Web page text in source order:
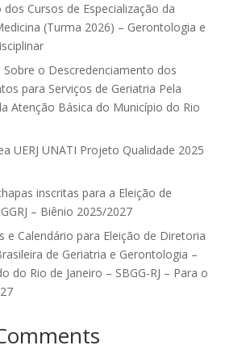
dos Cursos de Especialização da
(Turma 2026) – Gerontologia e
o Descredenciamento dos
para Serviços de Geriatria Pela
Atenção Básica do Município do Rio
UERJ UNATI Projeto Qualidade 2025
inscritas para a Eleição de
– Biênio 2025/2027
e Calendário para Eleição de Diretoria
de Geriatria e Gerontologia –
do Rio de Janeiro – SBGG-RJ – Para o